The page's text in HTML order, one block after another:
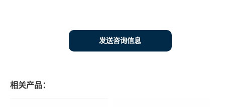
发送咨询信息
相关产品：